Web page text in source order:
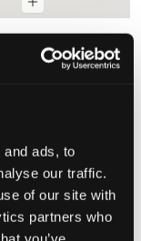
ads, to
our traffic.
of our site with
partners who
S STEEL